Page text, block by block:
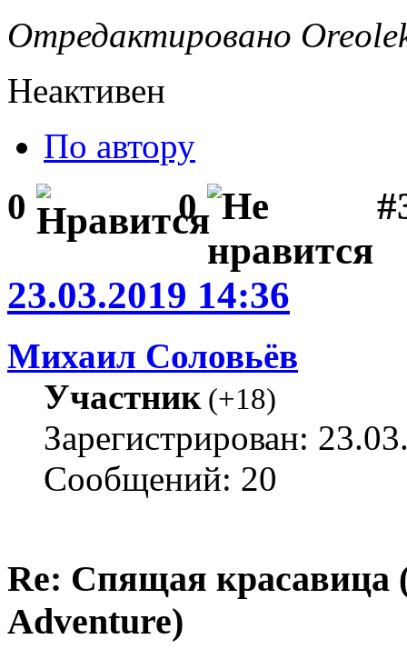
Отредактировано
Неактивен
По автору
0 0
23.03.2019 14:36
Михаил Соловьёв
Участник(+18)
Зарегистрирован:
Сообщений: 20
Re: Спящая красавица
Adventure)